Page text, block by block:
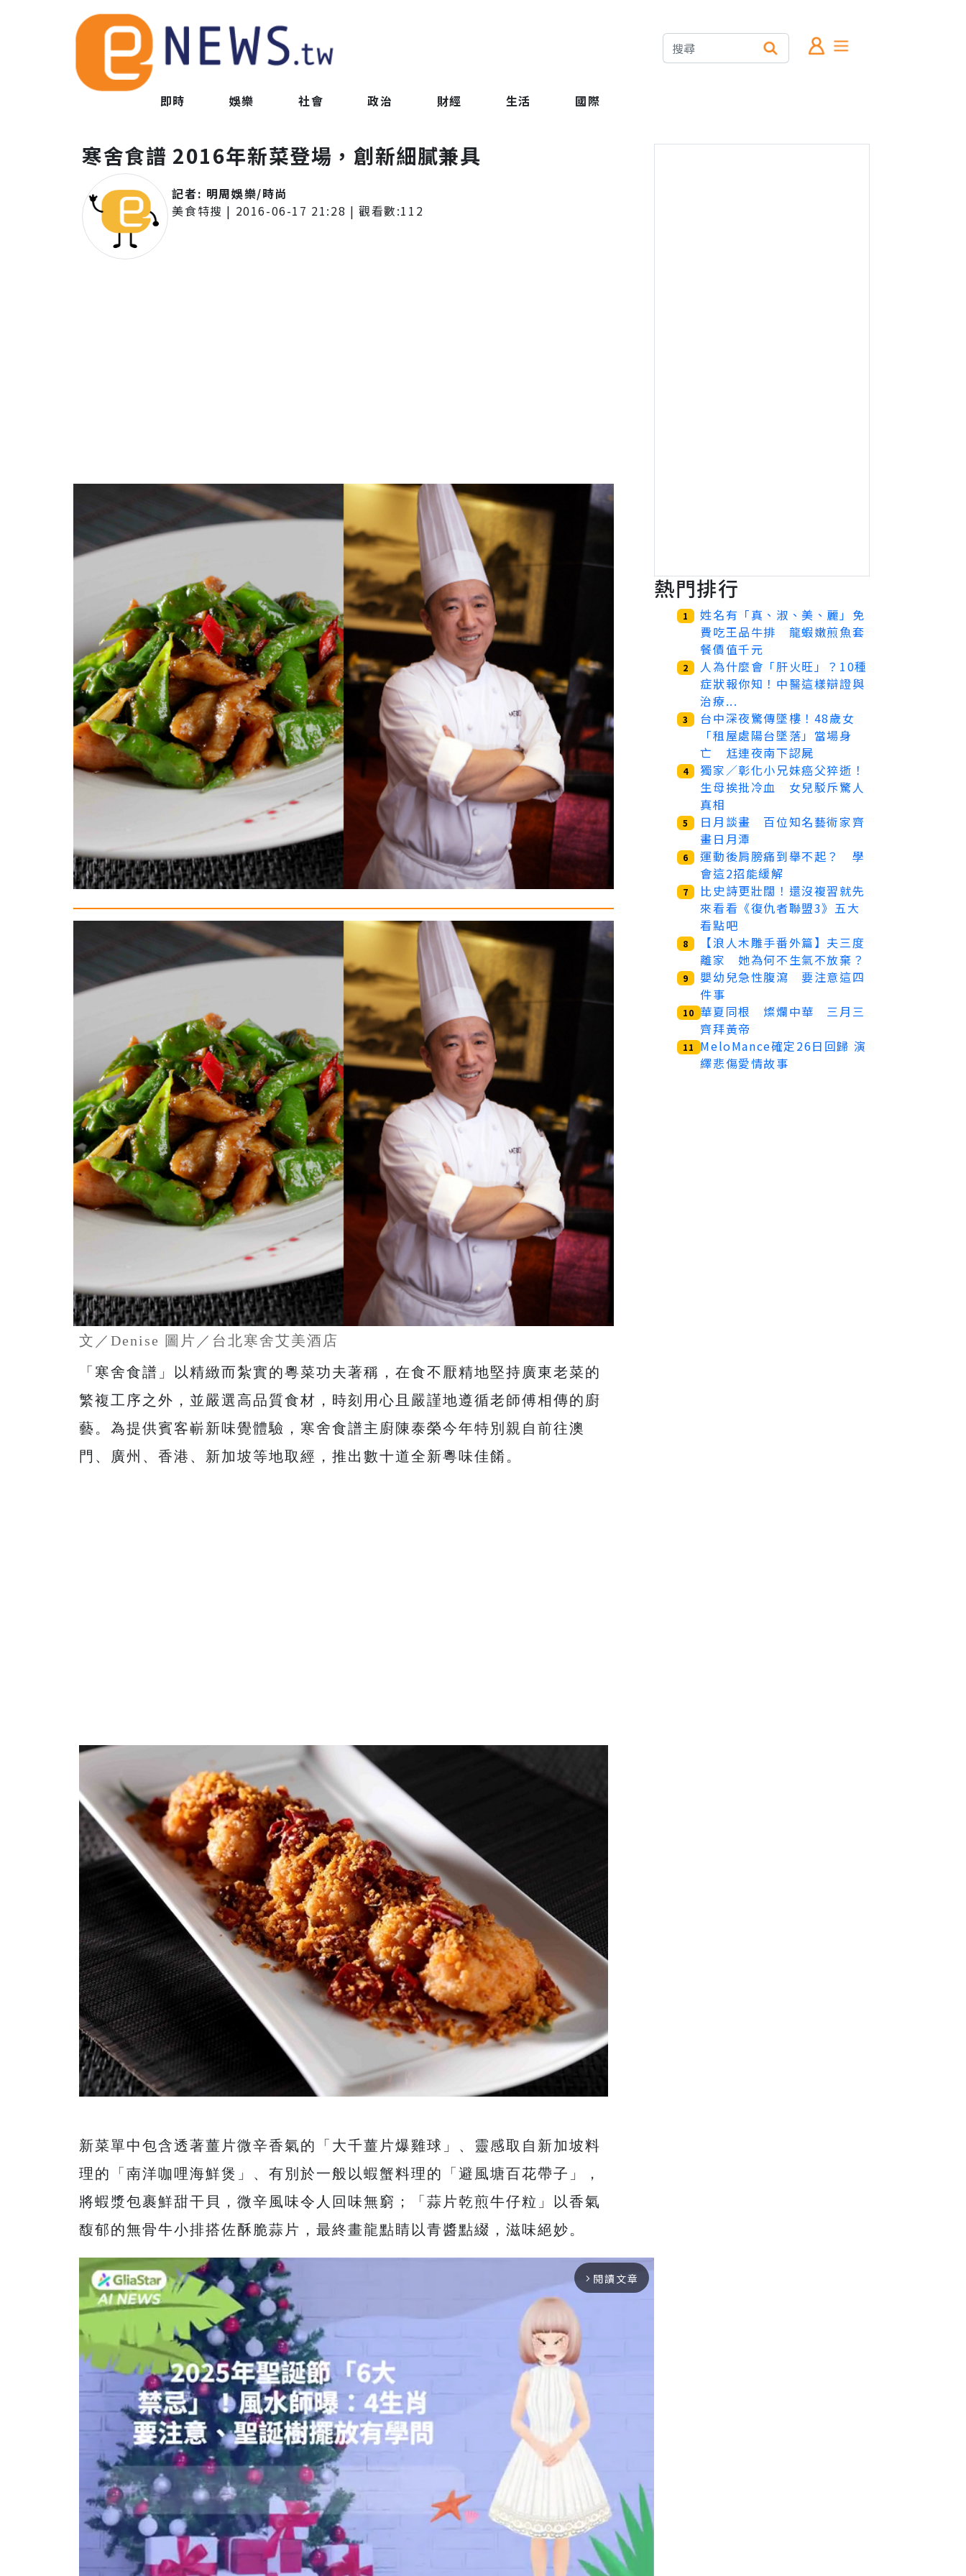
即時 娛樂 社會 政治 財經 生活 國際
寒舍食譜 2016年新菜登場，創新細膩兼具
記者: 明周娛樂/時尚
美食特搜 | 2016-06-17 21:28 | 觀看數:112
文／Denise 圖片／台北寒舍艾美酒店
「寒舍食譜」以精緻而紮實的粵菜功夫著稱，在食不厭精地堅持廣東老菜的
繁複工序之外，並嚴選高品質食材，時刻用心且嚴謹地遵循老師傅相傳的廚
藝。為提供賓客嶄新味覺體驗，寒舍食譜主廚陳泰榮今年特別親自前往澳
門、廣州、香港、新加坡等地取經，推出數十道全新粵味佳餚。
新菜單中包含透著薑片微辛香氣的「大千薑片爆雞球」、靈感取自新加坡料
理的「南洋咖哩海鮮煲」、有別於一般以蝦蟹料理的「避風塘百花帶子」，
將蝦漿包裹鮮甜干貝，微辛風味令人回味無窮；「蒜片乾煎牛仔粒」以香氣
馥郁的無骨牛小排搭佐酥脆蒜片，最終畫龍點睛以青醬點綴，滋味絕妙。
arrow_forward_ios 閱讀文章
熱門排行
1
姓名有「真、淑、美、麗」免
費吃王品牛排 龍蝦嫩煎魚套
餐價值千元
2
人為什麼會「肝火旺」？10種
症狀報你知！中醫這樣辯證與
治療...
3
台中深夜驚傳墜樓！48歲女
「租屋處陽台墜落」當場身
亡 尪連夜南下認屍
4
獨家／彰化小兄妹癌父猝逝！
生母挨批冷血 女兒駁斥驚人
真相
5
日月談畫 百位知名藝術家齊
畫日月潭
6
運動後肩膀痛到舉不起？ 學
會這2招能緩解
7
比史詩更壯闊！還沒複習就先
來看看《復仇者聯盟3》五大
看點吧
8
【浪人木雕手番外篇】夫三度
離家 她為何不生氣不放棄？
9
嬰幼兒急性腹瀉 要注意這四
件事
10 華夏同根 燦爛中華 三月三
齊拜黃帝
11
MeloMance確定26日回歸 演
繹悲傷愛情故事